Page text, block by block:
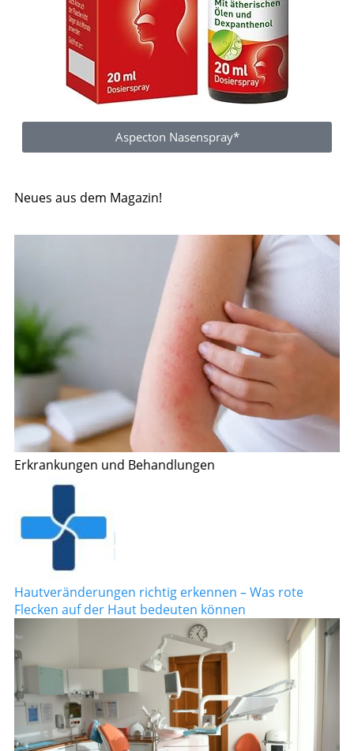
Aspecton Nasenspray*
Neues aus dem Magazin!
Erkrankungen und Behandlungen
Hautveränderungen richtig erkennen – Was rote
Flecken auf der Haut bedeuten können